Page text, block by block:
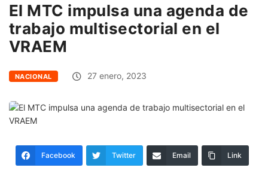
El MTC impulsa una agenda de
trabajo multisectorial en el
VRAEM
NACIONAL 27 enero, 2023
Facebook Twitter Email Link